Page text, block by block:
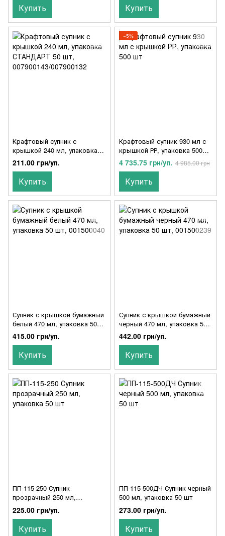
Купить Купить
Крафтовый супник с
крышкой 240 мл, упаковка
СТАНДАРТ 50 шт,
007900143/007900132
211.00 грн/уп.
Купить
−5%
Крафтовый супник 930 мл с
крышкой РР, упаковка 500
шт
4 735.75 грн/уп. 4 985.00 грн
Купить
Супник с крышкой бумажный
белый 470 мл, упаковка 50
шт, 001500040
415.00 грн/уп.
Купить
Супник с крышкой бумажный
черный 470 мл, упаковка 50
шт, 001500239
442.00 грн/уп.
Купить
ПП-115-250 Супник
прозрачный 250 мл,
упаковка 50 шт
225.00 грн/уп.
Купить
ПП-115-500ДЧ Супник черный
500 мл, упаковка 50 шт
273.00 грн/уп.
Купить